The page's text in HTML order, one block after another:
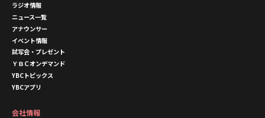
ラジオ情報
ニュース一覧
アナウンサー
イベント情報
試写会・プレゼント
ＹＢＣオンデマンド
YBCトピックス
YBCアプリ
会社情報